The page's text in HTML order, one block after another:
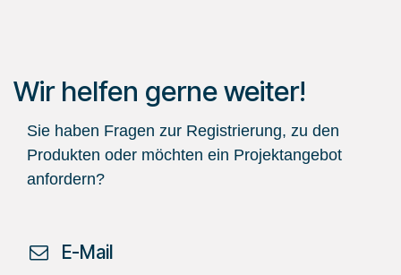
Wir helfen gerne weiter!
Sie haben Fragen zur Registrierung, zu den
Produkten oder möchten ein Projektangebot
anfordern?
​ E-Mail